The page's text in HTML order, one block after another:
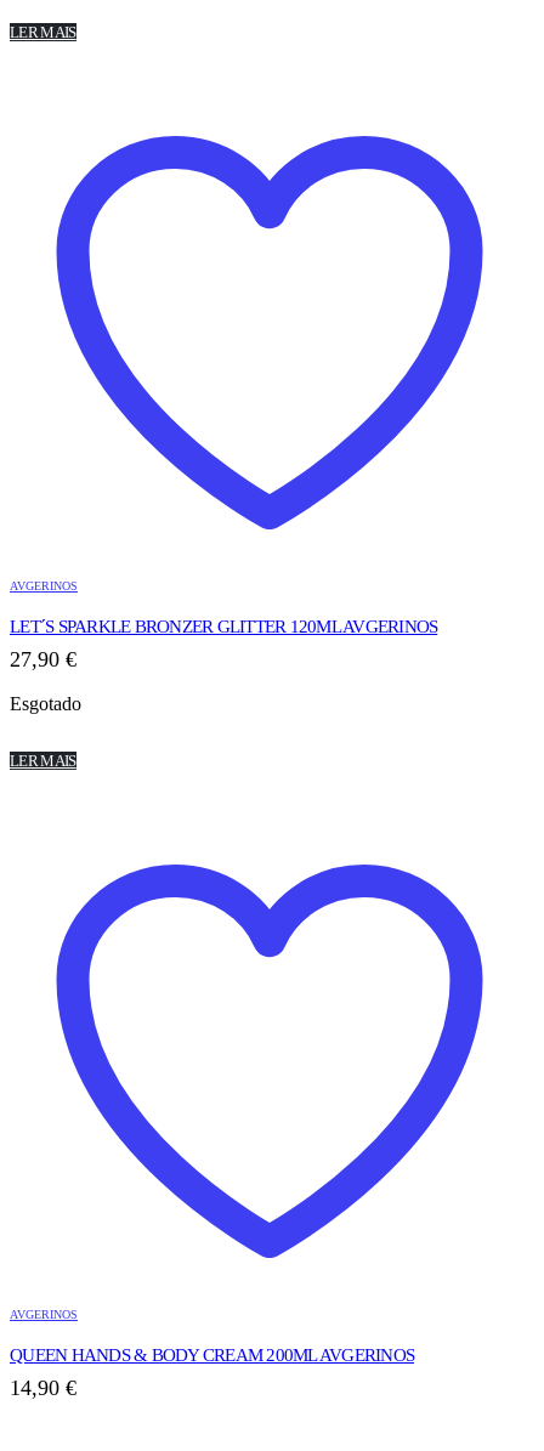
LER MAIS
AVGERINOS
LET´S SPARKLE BRONZER GLITTER 120ML AVGERINOS
27,90 €
Esgotado
LER MAIS
AVGERINOS
QUEEN HANDS & BODY CREAM 200ML AVGERINOS
14,90 €